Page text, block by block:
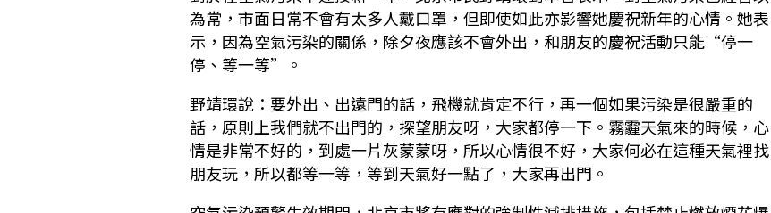
為常，市面日常不會有太多人戴口罩，但即使如此亦影響她慶祝新年的心情。她表
示，因為空氣污染的關係，除夕夜應該不會外出，和朋友的慶祝活動只能“停一
停、等一等”。
野靖環說：要外出、出遠門的話，飛機就肯定不行，再一個如果污染是很嚴重的
話，原則上我們就不出門的，探望朋友呀，大家都停一下。霧霾天氣來的時候，心
情是非常不好的，到處一片灰蒙蒙呀，所以心情很不好，大家何必在這種天氣裡找
朋友玩，所以都等一等，等到天氣好一點了，大家再出門。